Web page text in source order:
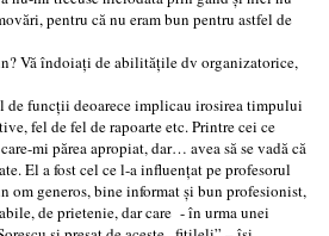
pentru că nu eram bun pentru astfel de
Vă îndoiaţi de abilităţile dv organizatorice,
funcţii deoarece implicau irosirea timpului
fel de fel de rapoarte etc. Printre cei ce
mi părea apropiat, dar… avea să se vadă că
El a fost cel ce l-a influenţat pe profesorul
om generos, bine informat şi bun profesionist,
de prietenie, dar care - în urma unei